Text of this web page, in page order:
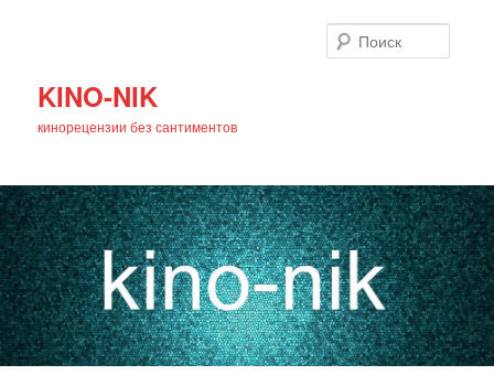
KINO-NIK
кинорецензии без сантиментов